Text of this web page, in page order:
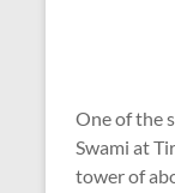
One of the
Swami at
tower of